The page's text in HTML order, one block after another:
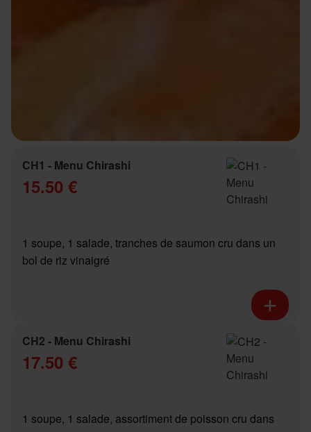
CH1 - Menu Chirashi
15.50 €
1 soupe, 1 salade, tranches de saumon cru dans un
bol de riz vinaigré
CH2 - Menu Chirashi
17.50 €
1 soupe, 1 salade, assortiment de poisson cru dans